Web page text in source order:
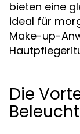
bieten eine
ideal für
Make-up-
Die